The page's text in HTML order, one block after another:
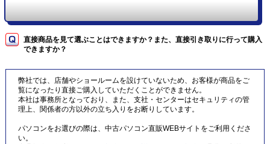
直接商品を見て選ぶことはできますか？また、直接引き取りに行って購入
できますか？
弊社では、店舗やショールームを設けていないため、お客様が商品をご
覧になったり直接ご購入していただくことができません。
本社は事務所となっており、また、支社・センターはセキュリティの管
理上、関係者の方以外の立ち入りをお断りしています。
パソコンをお選びの際は、中古パソコン直販WEBサイトをご利用くださ
い。